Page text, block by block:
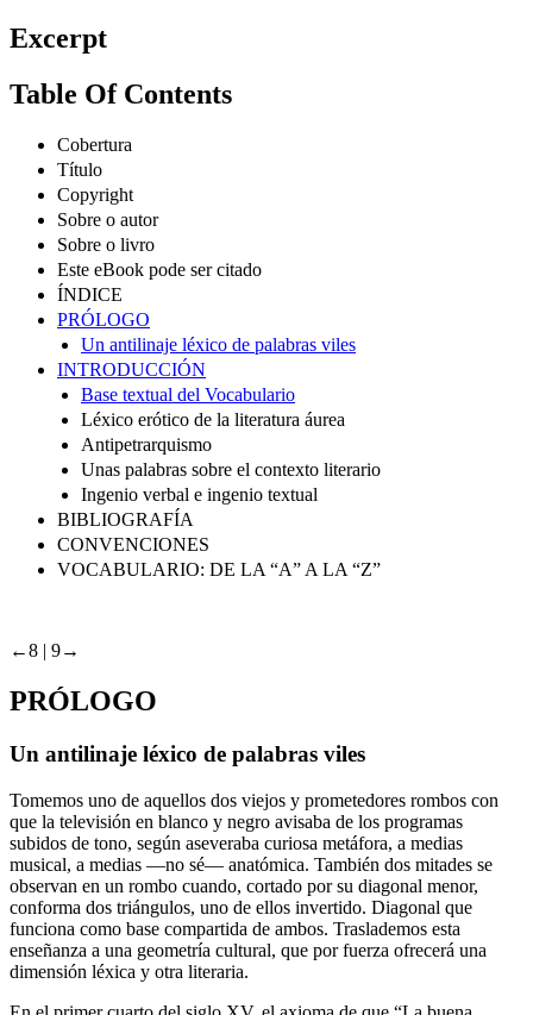
Excerpt
Table Of Contents
Cobertura
Título
Copyright
Sobre o autor
Sobre o livro
Este eBook pode ser citado
ÍNDICE
PRÓLOGO
Un antilinaje léxico de palabras viles
INTRODUCCIÓN
Base textual del Vocabulario
Léxico erótico de la literatura áurea
Antipetrarquismo
Unas palabras sobre el contexto literario
Ingenio verbal e ingenio textual
BIBLIOGRAFÍA
CONVENCIONES
VOCABULARIO: DE LA “A” A LA “Z”
←8 | 9→
PRÓLOGO
Un antilinaje léxico de palabras viles
Tomemos uno de aquellos dos viejos y prometedores rombos con
que la televisión en blanco y negro avisaba de los programas
subidos de tono, según aseveraba curiosa metáfora, a medias
musical, a medias —no sé— anatómica. También dos mitades se
observan en un rombo cuando, cortado por su diagonal menor,
conforma dos triángulos, uno de ellos invertido. Diagonal que
funciona como base compartida de ambos. Traslademos esta
enseñanza a una geometría cultural, que por fuerza ofrecerá una
dimensión léxica y otra literaria.